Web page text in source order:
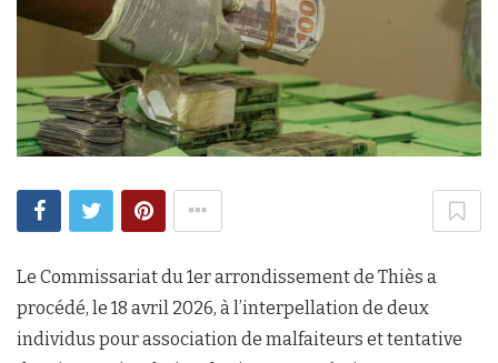
Le Commissariat du 1er arrondissement de Thiès a
procédé, le 18 avril 2026, à l’interpellation de deux
individus pour association de malfaiteurs et tentative